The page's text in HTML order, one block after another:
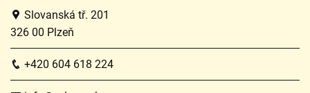
Slovanská tř. 201
326 00 Plzeň
+420 604 618 224